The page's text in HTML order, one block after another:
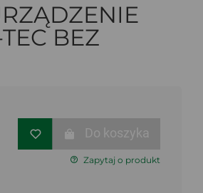
BEZ
Do koszyka
Zapytaj o produkt